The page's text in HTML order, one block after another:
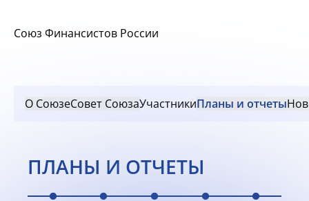
Союз Финансистов России
О СоюзеСовет СоюзаУчастникиПланы и отчеты
ПЛАНЫ И ОТЧЕТЫ